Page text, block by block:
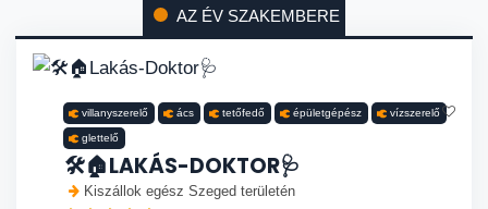
AZ ÉV SZAKEMBERE
villanyszerelő ács tetőfedő épületgépész vízszerelő
glettelő
🛠️🏠LAKÁS-DOKTOR🩺
Kiszállok egész Szeged területén